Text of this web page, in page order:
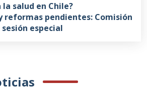
la salud en Chile?
reformas pendientes: Comisión
especial